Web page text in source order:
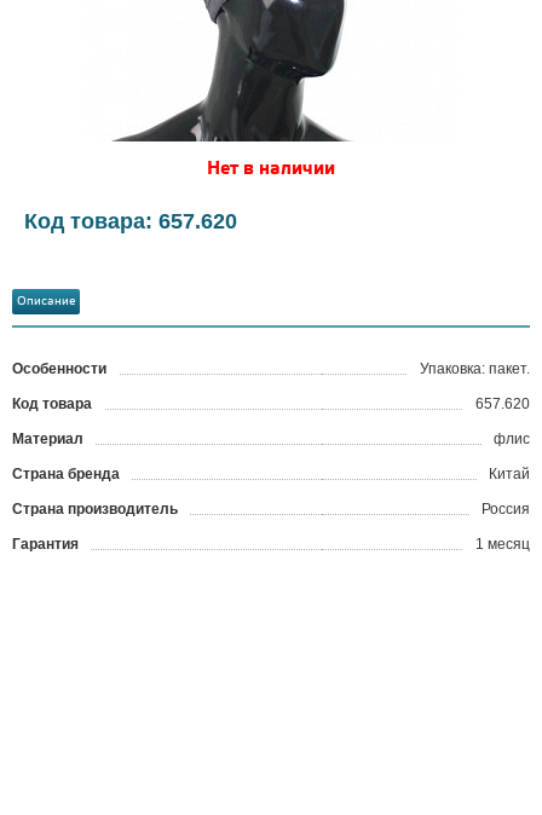
Нет в наличии
Код товара: 657.620
Описание
Особенности Упаковка: пакет.
Код товара 657.620
Материал флис
Страна бренда Китай
Страна производитель Россия
Гарантия 1 месяц